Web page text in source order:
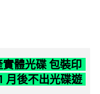
體光碟 包裝印
月後不出光碟遊